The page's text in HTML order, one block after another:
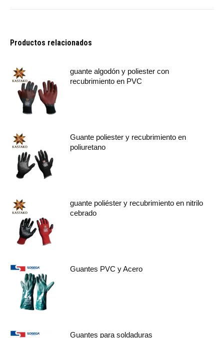
Productos relacionados
guante algodón y poliester con
recubrimiento en PVC
Guante poliester y recubrimiento en
poliuretano
guante poliéster y recubrimiento en nitrilo
cebrado
Guantes PVC y Acero
Guantes para soldaduras